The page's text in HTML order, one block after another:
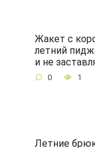
Жакет с
летний
и не
0 1
Летние